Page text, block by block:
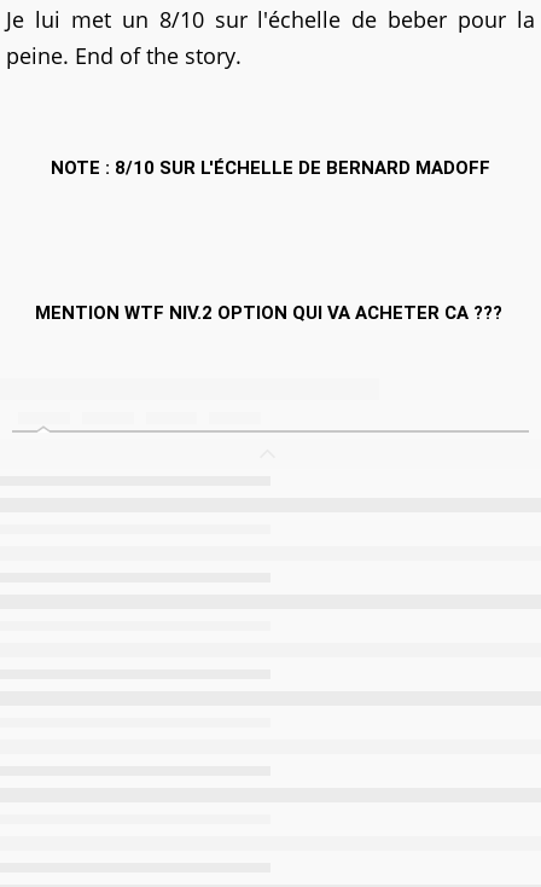
Je lui met un 8/10 sur l'échelle de beber pour la
peine. End of the story.
NOTE : 8/10 SUR L'ÉCHELLE DE BERNARD MADOFF
MENTION WTF NIV.2 OPTION QUI VA ACHETER CA ???